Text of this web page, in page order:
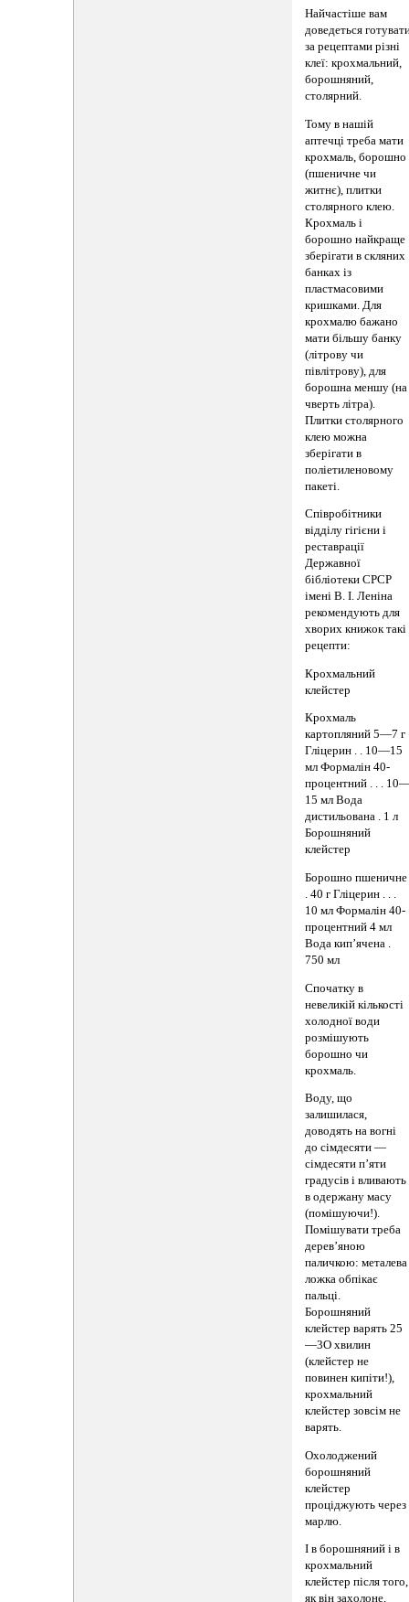
Найчастіше вам
доведеться
за рецептами різні
клеї: крохмальний,
борошняний,
столярний.
Тому в нашій
аптечці треба мати
крохмаль, борошно
(пшеничне чи
житнє), плитки
столярного клею.
Крохмаль і
борошно найкраще
зберігати в скляних
банках із
пластмасовими
кришками. Для
крохмалю бажано
мати більшу банку
(літрову чи
півлітрову), для
борошна меншу (на
чверть літра).
Плитки столярного
клею можна
зберігати в
поліетиленовому
пакеті.
Співробітники
відділу гігієни і
реставрації
Державної
бібліотеки СРСР
імені В. І. Леніна
рекомендують для
хворих книжок такі
рецепти:
Крохмальний
клейстер
Крохмаль
картопляний 5—7 г
Гліцерин . . 10—15
мл Формалін 40-
процентний . . .
15 мл Вода
дистильована . 1 л
Борошняний
клейстер
Борошно пшеничне
. 40 г Гліцерин . . .
10 мл Формалін 40-
процентний 4 мл
Вода кип’ячена .
750 мл
Спочатку в
невеликій кількості
холодної води
розмішують
борошно чи
крохмаль.
Воду, що
залишилася,
доводять на вогні
до сімдесяти —
сімдесяти п’яти
градусів і вливають
в одержану масу
(помішуючи!).
Помішувати треба
дерев’яною
паличкою: металева
ложка обпікає
пальці.
Борошняний
клейстер варять 25
—3О хвилин
(клейстер не
повинен кипіти!),
крохмальний
клейстер зовсім не
варять.
Охолоджений
борошняний
клейстер
проціджують через
марлю.
І в борошняний і в
крохмальний
клейстер після того,
як він захолоне,